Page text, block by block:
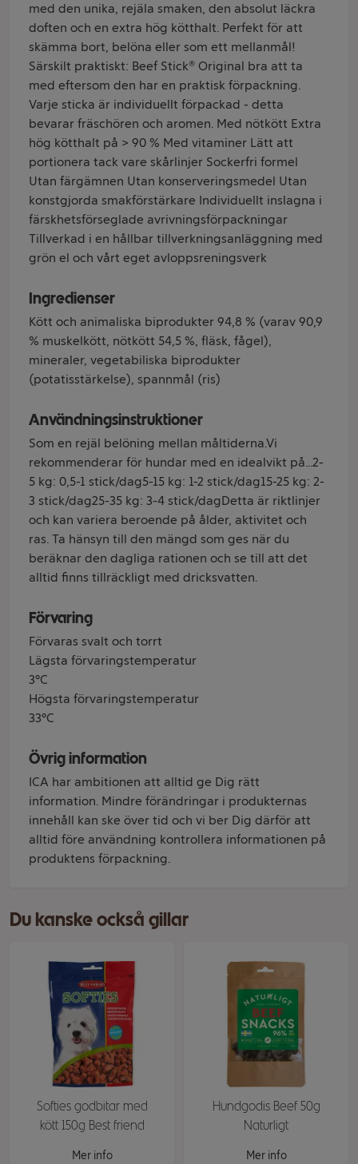
med den unika, rejäla smaken, den absolut läckra
doften och en extra hög kötthalt. Perfekt för att
skämma bort, belöna eller som ett mellanmål!
Särskilt praktiskt: Beef Stick® Original bra att ta
med eftersom den har en praktisk förpackning.
Varje sticka är individuellt förpackad - detta
bevarar fräschören och aromen. Med nötkött Extra
hög kötthalt på > 90 % Med vitaminer Lätt att
portionera tack vare skårlinjer Sockerfri formel
Utan färgämnen Utan konserveringsmedel Utan
konstgjorda smakförstärkare Individuellt inslagna i
färskhetsförseglade avrivningsförpackningar
Tillverkad i en hållbar tillverkningsanläggning med
grön el och vårt eget avloppsreningsverk
Ingredienser
Kött och animaliska biprodukter 94,8 % (varav 90,9
% muskelkött, nötkött 54,5 %, fläsk, fågel),
mineraler, vegetabiliska biprodukter
(potatisstärkelse), spannmål (ris)
Användningsinstruktioner
Som en rejäl belöning mellan måltiderna.Vi
rekommenderar för hundar med en idealvikt på...2-
5 kg: 0,5-1 stick/dag5-15 kg: 1-2 stick/dag15-25 kg: 2-
3 stick/dag25-35 kg: 3-4 stick/dagDetta är riktlinjer
och kan variera beroende på ålder, aktivitet och
ras. Ta hänsyn till den mängd som ges när du
beräknar den dagliga rationen och se till att det
alltid finns tillräckligt med dricksvatten.
Förvaring
Förvaras svalt och torrt
Lägsta förvaringstemperatur
3°C
Högsta förvaringstemperatur
33°C
Övrig information
ICA har ambitionen att alltid ge Dig rätt
information. Mindre förändringar i produkternas
innehåll kan ske över tid och vi ber Dig därför att
alltid före användning kontrollera informationen på
produktens förpackning.
Du kanske också gillar
Softies godbitar med
kött 150g Best friend
Mer info
Hundgodis Beef 50g
Naturligt
Mer info